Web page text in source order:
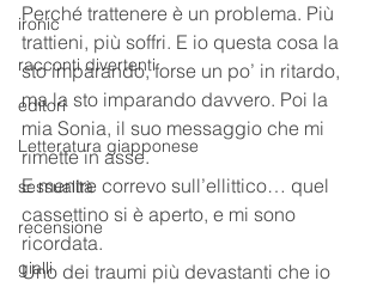
ironic
racconti divertenti
editori
Letteratura giapponese
sessualità
recensione
gialli
Perché trattenere è un problema. Più
trattieni, più soffri. E io questa cosa la
sto imparando, forse un po’ in ritardo,
ma la sto imparando davvero. Poi la
mia Sonia, il suo messaggio che mi
rimette in asse.
E mentre correvo sull’ellittico… quel
cassettino si è aperto, e mi sono
ricordata.
Uno dei traumi più devastanti che io